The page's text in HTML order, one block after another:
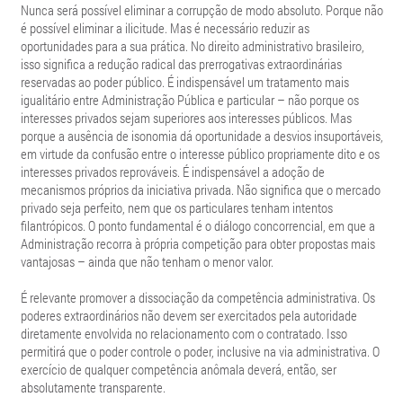
Nunca será possível eliminar a corrupção de modo absoluto. Porque não
é possível eliminar a ilicitude. Mas é necessário reduzir as
oportunidades para a sua prática. No direito administrativo brasileiro,
isso significa a redução radical das prerrogativas extraordinárias
reservadas ao poder público. É indispensável um tratamento mais
igualitário entre Administração Pública e particular – não porque os
interesses privados sejam superiores aos interesses públicos. Mas
porque a ausência de isonomia dá oportunidade a desvios insuportáveis,
em virtude da confusão entre o interesse público propriamente dito e os
interesses privados reprováveis. É indispensável a adoção de
mecanismos próprios da iniciativa privada. Não significa que o mercado
privado seja perfeito, nem que os particulares tenham intentos
filantrópicos. O ponto fundamental é o diálogo concorrencial, em que a
Administração recorra à própria competição para obter propostas mais
vantajosas – ainda que não tenham o menor valor.
É relevante promover a dissociação da competência administrativa. Os
poderes extraordinários não devem ser exercitados pela autoridade
diretamente envolvida no relacionamento com o contratado. Isso
permitirá que o poder controle o poder, inclusive na via administrativa. O
exercício de qualquer competência anômala deverá, então, ser
absolutamente transparente.